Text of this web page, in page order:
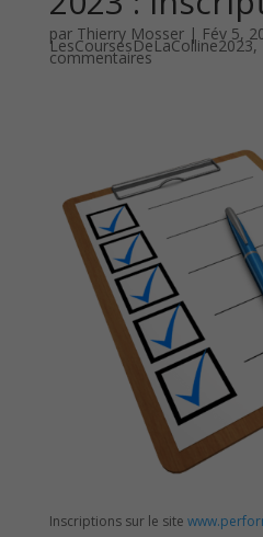
par Thierry Mosser| Fév 5,
LesCoursesDeLaColline2023,
commentaires
Inscriptions sur le site